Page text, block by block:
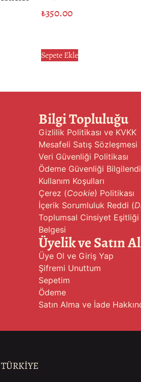
₺350.00
Sepete Ekle
Bilgi Topluluğu
Gizlilik Politikası ve KVKK
Mesafeli Satış Sözleşmesi
Veri Güvenliği Politikası
Ödeme Güvenliği
Kullanım Koşulları
Çerez (Cookie) Politikası
İçerik Sorumluluk Reddi (
Toplumsal Cinsiyet Eşitliği
Belgesi
Üyelik ve Satın
Üye Ol ve Giriş Yap
Şifremi Unuttum
Sepetim
Ödeme
Satın Alma ve İade